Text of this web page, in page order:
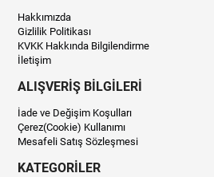
Hakkımızda
Gizlilik Politikası
KVKK Hakkında Bilgilendirme
İletişim
ALIŞVERİŞ BİLGİLERİ
İade ve Değişim Koşulları
Çerez(Cookie) Kullanımı
Mesafeli Satış Sözleşmesi
KATEGORİLER